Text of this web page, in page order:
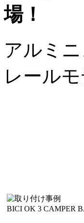
場！
アルミ
レール
BICI OK 3 CAMPER